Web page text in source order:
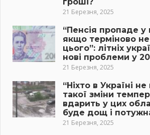
21 Березня, 2025
“Пенсія пропаде у
якщо терміново
цього”: літніх
нові проблеми у
21 Березня, 2025
“Ніхто в Україні
такої зміни
вдарить у цих
буде дощ і
21 Березня, 2025